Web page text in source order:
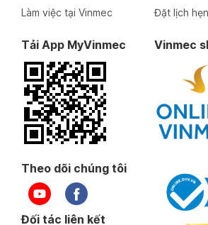
Làm việc tại Vinmec
Đặt lịch hẹn
Tải App MyVinmec Vinmec
Theo dõi chúng tôi
Đối tác liên kết